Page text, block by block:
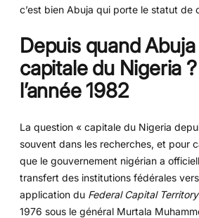
c’est bien Abuja qui porte le statut de
Depuis quand
capitale du Nigeria
l’année 1982
La question « capitale du Nigeria
souvent dans les recherches, et pour
que le gouvernement nigérian a
transfert des institutions fédérales
application du Federal Capital
1976 sous le général Murtala